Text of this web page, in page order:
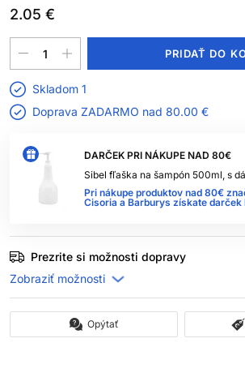
2.05 €
DARČEK PRI NÁKUPE NAD 80€
Sibel fľaška na šampón 500ml, s
Pri nákupe produktov nad 80€
Cisoria a Barburys získate darček
PRIDAŤ DO
Skladom 1
Doprava ZADARMO nad 80.00 €
Prezrite si možnosti dopravy
Opýtať